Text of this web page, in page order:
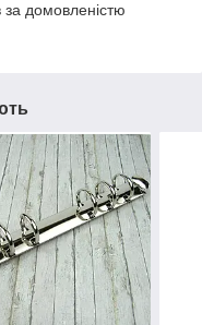
домовленістю